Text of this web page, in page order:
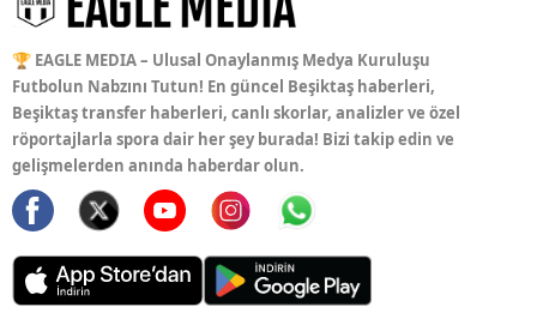
🏆 EAGLE MEDIA – Ulusal Onaylanmış Medya Kuruluşu
Futbolun Nabzını Tutun! En güncel Beşiktaş haberleri,
Beşiktaş transfer haberleri, canlı skorlar, analizler ve özel
röportajlarla spora dair her şey burada! Bizi takip edin ve
gelişmelerden anında haberdar olun.